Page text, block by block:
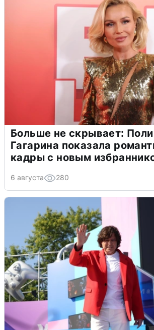
Больше не скрывает:
Гагарина показала
кадры с новым
6 августа 280